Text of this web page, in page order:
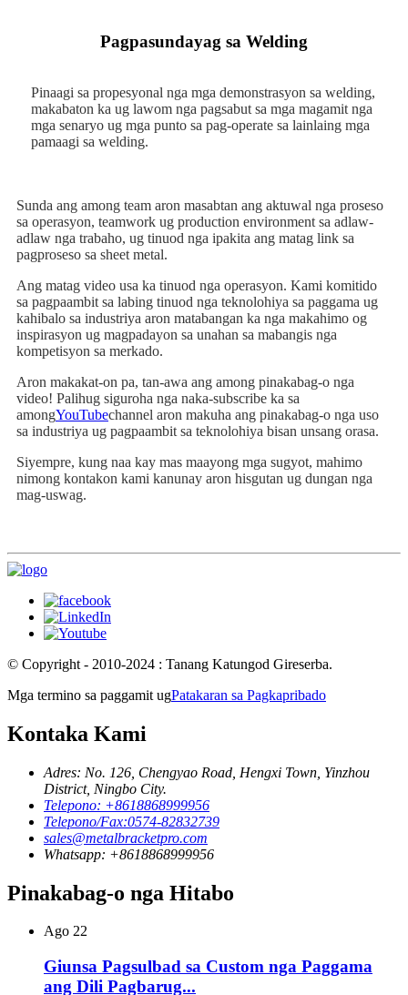
Pagpasundayag sa Welding
Pinaagi sa propesyonal nga mga demonstrasyon sa welding,
makabaton ka ug lawom nga pagsabut sa mga magamit nga
mga senaryo ug mga punto sa pag-operate sa lainlaing mga
pamaagi sa welding.
Sunda ang among team aron masabtan ang aktuwal nga proseso
sa operasyon, teamwork ug production environment sa adlaw-
adlaw nga trabaho, ug tinuod nga ipakita ang matag link sa
pagproseso sa sheet metal.
Ang matag video usa ka tinuod nga operasyon. Kami komitido
sa pagpaambit sa labing tinuod nga teknolohiya sa paggama ug
kahibalo sa industriya aron matabangan ka nga makahimo og
inspirasyon ug magpadayon sa unahan sa mabangis nga
kompetisyon sa merkado.
Aron makakat-on pa, tan-awa ang among pinakabag-o nga
video! Palihug siguroha nga naka-subscribe ka sa
amongYouTubechannel aron makuha ang pinakabag-o nga uso
sa industriya ug pagpaambit sa teknolohiya bisan unsang orasa.
Siyempre, kung naa kay mas maayong mga sugyot, mahimo
nimong kontakon kami kanunay aron hisgutan ug dungan nga
mag-uswag.
© Copyright - 2010-2024 : Tanang Katungod Gireserba.
Mga termino sa paggamit ugPatakaran sa Pagkapribado
Kontaka Kami
Adres: No. 126, Chengyao Road, Hengxi Town, Yinzhou
District, Ningbo City.
Telepono: +8618868999956
Telepono/Fax:0574-82832739
sales@metalbracketpro.com
Whatsapp: +8618868999956
Pinakabag-o nga Hitabo
Ago 22
Giunsa Pagsulbad sa Custom nga Paggama
ang Dili Pagbarug...